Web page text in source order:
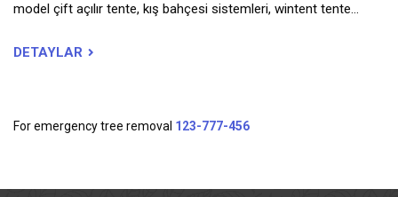
model çift açılır tente, kış bahçesi sistemleri, wintent tente…
DETAYLAR
For emergency tree removal 123-777-456